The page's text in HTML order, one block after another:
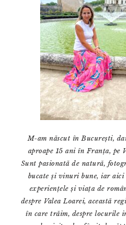
M-am născut în București,
aproape 15 ani în Franța, pe
Sunt pasionată de natură,
bucate și vinuri bune, iar aici
experiențele și viața de
despre Valea Loarei, această
în care trăim, despre locurile